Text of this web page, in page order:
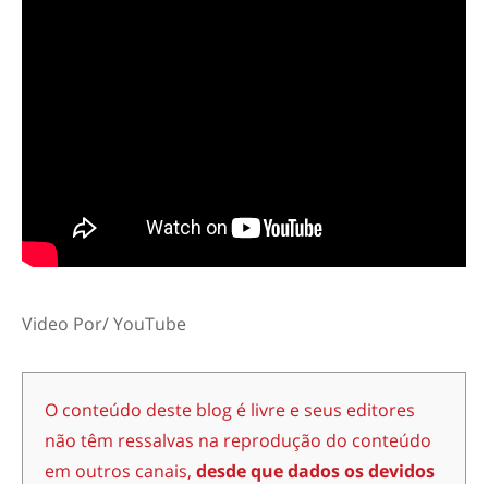
Video Por/ YouTube
O conteúdo deste blog é livre e seus editores
não têm ressalvas na reprodução do conteúdo
em outros canais, desde que dados os devidos